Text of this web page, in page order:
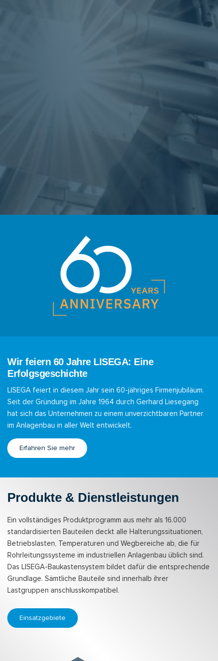
Wir feiern 60 Jahre LISEGA: Eine
Erfolgsgeschichte
LISEGA feiert in diesem Jahr sein 60-jähriges Firmenjubiläum.
Seit der Gründung im Jahre 1964 durch Gerhard Liesegang
hat sich das Unternehmen zu einem unverzichtbaren Partner
im Anlagenbau in aller Welt entwickelt.
Erfahren Sie mehr
Produkte & Dienstleistungen
Ein vollständiges Produktprogramm aus mehr als 16.000
standardisierten Bauteilen deckt alle Halterungssituationen,
Betriebslasten, Temperaturen und Wegbereiche ab, die für
Rohrleitungssysteme im industriellen Anlagenbau üblich sind.
Das LISEGA-Baukastensystem bildet dafür die entsprechende
Grundlage. Sämtliche Bauteile sind innerhalb ihrer
Lastgruppen anschlusskompatibel.
Einsatzgebiete